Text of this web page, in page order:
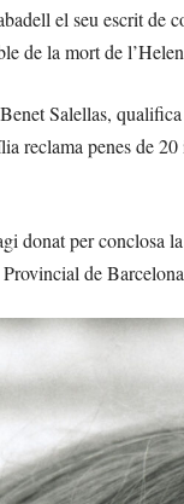
el seu escrit de
de la mort de
Salellas,
reclama penes de
donat per conclosa
de